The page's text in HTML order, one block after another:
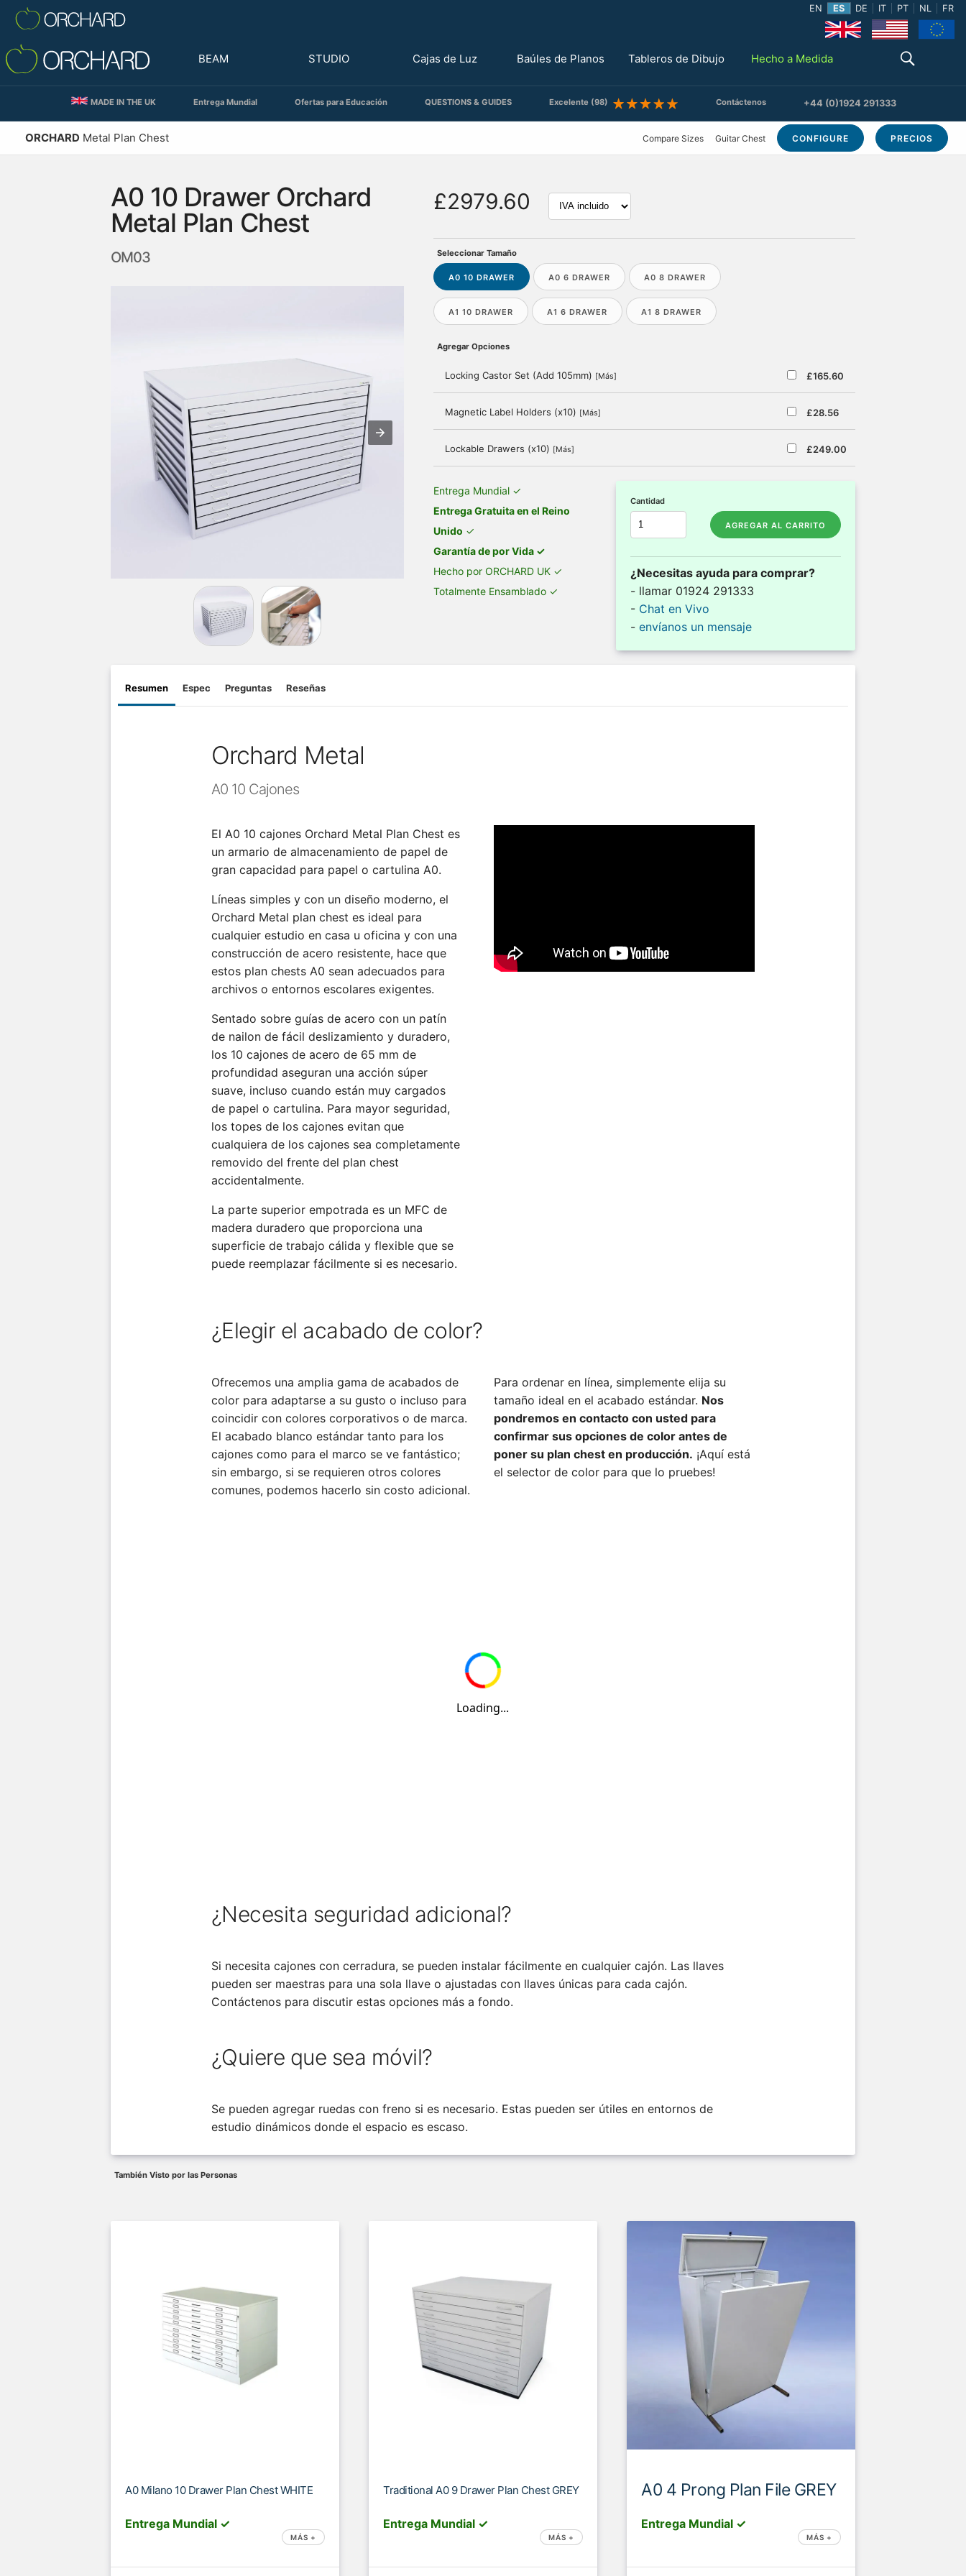
EN ES DE IT PT NL FR
BEAM STUDIO Cajas de Luz Baúles de Planos Tableros de Dibujo Hecho a Medida
MADE IN THE UK Entrega Mundial Ofertas para Educación QUESTIONS & GUIDES Excelente (98) Contáctenos +44 (0)1924 291333
ORCHARD Metal Plan Chest Compare Sizes Guitar Chest CONFIGURE PRECIOS
A0 10 Drawer Orchard
Metal Plan Chest
OM03
£2979.60
Seleccionar Tamaño
A0 10 DRAWER A0 6 DRAWER A0 8 DRAWER
A1 10 DRAWER A1 6 DRAWER A1 8 DRAWER
Agregar Opciones
£165.60
Locking Castor Set (Add 105mm) [Más]
£28.56
Magnetic Label Holders (x10) [Más]
£249.00
Lockable Drawers (x10) [Más]
Entrega Mundial ✓
Entrega Gratuita en el Reino
Unido ✓
Garantía de por Vida ✓
Hecho por ORCHARD UK ✓
Totalmente Ensamblado ✓
Cantidad
AGREGAR AL CARRITO
¿Necesitas ayuda para comprar?
- llamar 01924 291333
- Chat en Vivo
-envíanos un mensaje
Resumen Espec Preguntas Reseñas
Orchard Metal
A0 10 Cajones
El A0 10 cajones Orchard Metal Plan Chest es
un armario de almacenamiento de papel de
gran capacidad para papel o cartulina A0.
Líneas simples y con un diseño moderno, el
Orchard Metal plan chest es ideal para
cualquier estudio en casa u oficina y con una
construcción de acero resistente, hace que
estos plan chests A0 sean adecuados para
archivos o entornos escolares exigentes.
Sentado sobre guías de acero con un patín
de nailon de fácil deslizamiento y duradero,
los 10 cajones de acero de 65 mm de
profundidad aseguran una acción súper
suave, incluso cuando están muy cargados
de papel o cartulina. Para mayor seguridad,
los topes de los cajones evitan que
cualquiera de los cajones sea completamente
removido del frente del plan chest
accidentalmente.
La parte superior empotrada es un MFC de
madera duradero que proporciona una
superficie de trabajo cálida y flexible que se
puede reemplazar fácilmente si es necesario.
¿Elegir el acabado de color?
Ofrecemos una amplia gama de acabados de
color para adaptarse a su gusto o incluso para
coincidir con colores corporativos o de marca.
El acabado blanco estándar tanto para los
cajones como para el marco se ve fantástico;
sin embargo, si se requieren otros colores
comunes, podemos hacerlo sin costo adicional.
Para ordenar en línea, simplemente elija su
tamaño ideal en el acabado estándar. Nos
pondremos en contacto con usted para
confirmar sus opciones de color antes de
poner su plan chest en producción. ¡Aquí está
el selector de color para que lo pruebes!
¿Necesita seguridad adicional?
Si necesita cajones con cerradura, se pueden instalar fácilmente en cualquier cajón. Las llaves
pueden ser maestras para una sola llave o ajustadas con llaves únicas para cada cajón.
Contáctenos para discutir estas opciones más a fondo.
¿Quiere que sea móvil?
Se pueden agregar ruedas con freno si es necesario. Estas pueden ser útiles en entornos de
estudio dinámicos donde el espacio es escaso.
También Visto por las Personas
A0 Milano 10 Drawer Plan Chest WHITE
Entrega Mundial ✓
MÁS +
Traditional A0 9 Drawer Plan Chest GREY
Entrega Mundial ✓
MÁS +
A0 4 Prong Plan File GREY
Entrega Mundial ✓
MÁS +